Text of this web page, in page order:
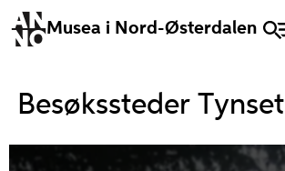
Musea i Nord-Østerdalen
Besøkssteder Tynset